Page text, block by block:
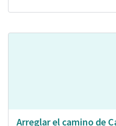
Arreglar el camino de